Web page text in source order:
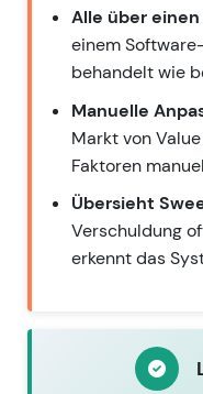
Alle über einen
einem
behandelt wie
Manuelle
Markt von
Faktoren
Übersieht
Verschuldung
erkennt das